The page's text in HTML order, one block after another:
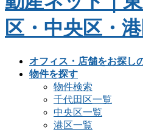
オフィス・店舗をお探し
物件を探す
物件検索
千代田区一覧
中央区一覧
港区一覧